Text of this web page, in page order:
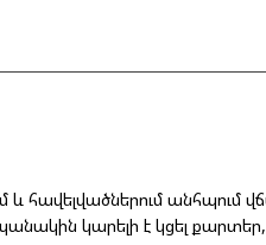
և հավելվածներում
կարելի է կցել